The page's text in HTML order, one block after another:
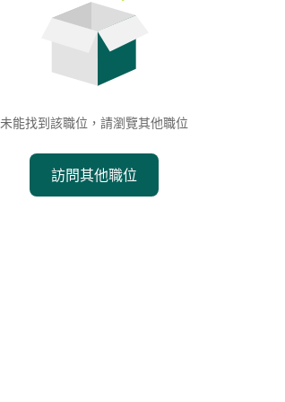
未能找到該職位，請瀏覽其他職位
訪問其他職位